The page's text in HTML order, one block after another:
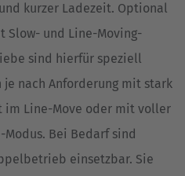
kurzer Ladezeit. Optional
Slow- und Line-Moving-
sind hierfür speziell
je nach Anforderung mit stark
im Line-Move oder mit voller
Bei Bedarf sind
einsetzbar. Sie